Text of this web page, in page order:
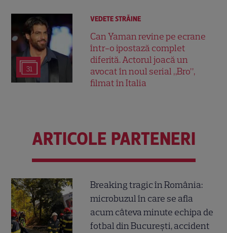
31
VEDETE STRĂINE
Can Yaman revine pe ecrane
într-o ipostază complet
diferită. Actorul joacă un
avocat în noul serial „Bro”,
filmat în Italia
ARTICOLE PARTENERI
Breaking tragic în România:
microbuzul în care se afla
acum câteva minute echipa de
fotbal din București, accident